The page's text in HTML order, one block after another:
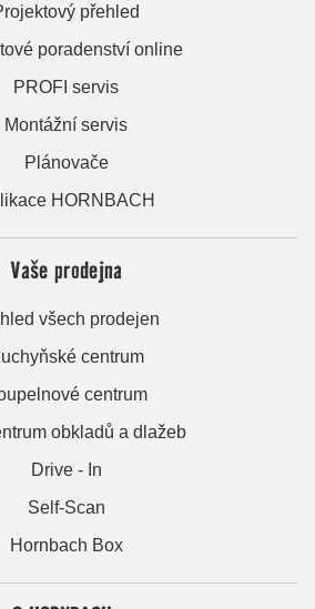
přehled
poradenství online
PROFI servis
Montážní servis
Plánovače
HORNBACH
Vaše prodejna
všech prodejen
centrum
centrum
obkladů a dlažeb
Drive - In
Self-Scan
Hornbach Box